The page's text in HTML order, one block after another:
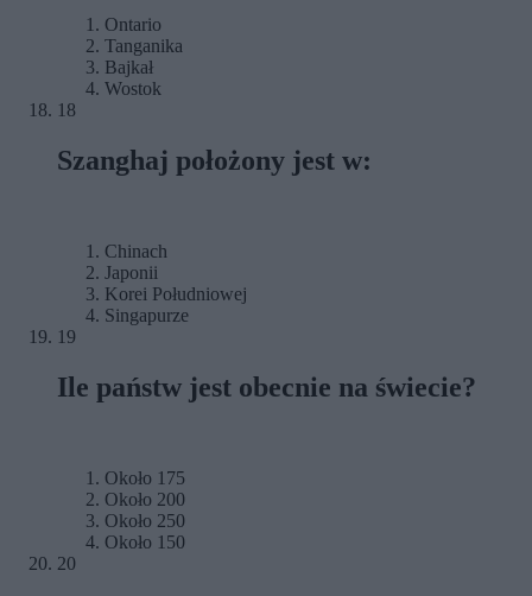
Ontario
Tanganika
Bajkał
Wostok
18
Szanghaj położony jest w:
Chinach
Japonii
Korei Południowej
Singapurze
19
Ile państw jest obecnie na świecie?
Około 175
Około 200
Około 250
Około 150
20